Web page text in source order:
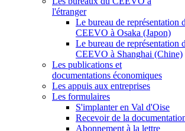
l'étranger
Le bureau de représentation
CEEVO à Osaka (Japon)
Le bureau de représentation
CEEVO à Shanghai (Chine)
Les publications et
documentations économiques
Les appuis aux entreprises
Les formulaires
S'implanter en Val d'Oise
Recevoir de la
Abonnement à la lettre